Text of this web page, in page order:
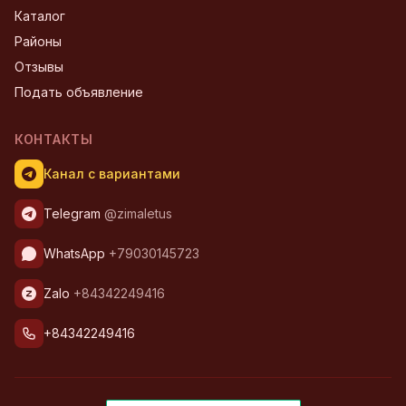
Каталог
Районы
Отзывы
Подать объявление
КОНТАКТЫ
Канал с вариантами
Telegram @zimaletus
WhatsApp +79030145723
Zalo +84342249416
+84342249416